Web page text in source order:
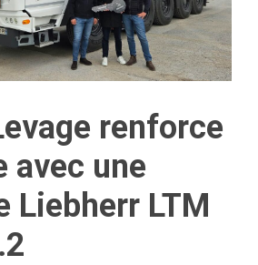
renforce
avec une
Liebherr LTM